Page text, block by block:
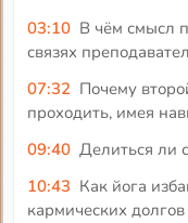
03:10 В чём смысл
связях
07:32 Почему
проходить, имея
09:40 Делиться ли
10:43 Как йога
кармических